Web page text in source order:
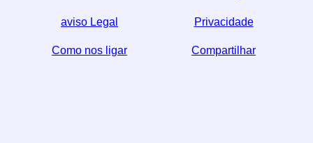
aviso Legal Privacidade
Como nos ligar Compartilhar